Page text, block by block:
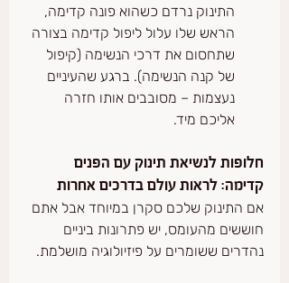
התינוק נרדם כשהוא פונה קדימה,
הראש שלו עלול ליפול קדימה בצורה
שתחסום את דרכי הנשימה (קיפול
של קנה הנשימה). ברגע שהעיניים
נעצמות – מסובבים אותו חזרה
אליכם מיד.
חלופות לנשיאת תינוק עם הפנים
קדימה: לראות עולם בדרכים אחרות
אם התינוק שלכם סקרן במיוחד אבל אתם
חוששים מהעומס, יש פתרונות ביניים
נהדרים ששומרים על פיזיולוגיה מושלמת.